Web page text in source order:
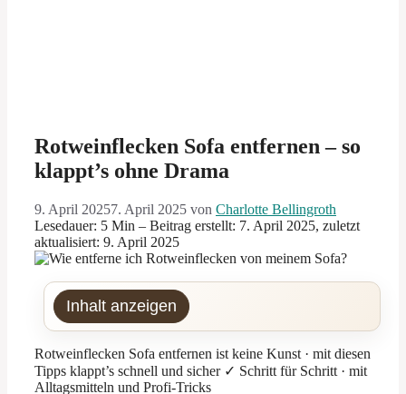
Rotweinflecken Sofa entfernen – so
klappt’s ohne Drama
9. April 20257. April 2025 von Charlotte Bellingroth
Lesedauer: 5 Min – Beitrag erstellt: 7. April 2025, zuletzt
aktualisiert: 9. April 2025
Inhalt anzeigen
Rotweinflecken Sofa entfernen ist keine Kunst · mit diesen
Tipps klappt’s schnell und sicher ✓ Schritt für Schritt · mit
Alltagsmitteln und Profi-Tricks